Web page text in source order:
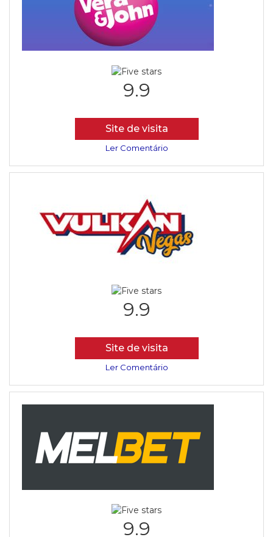
9.9
Site de visita
Ler Comentário
9.9
Site de visita
Ler Comentário
9.9